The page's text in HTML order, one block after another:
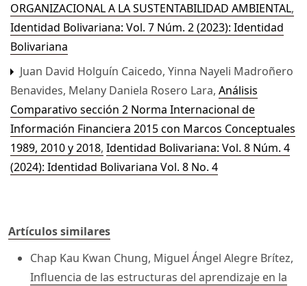
ORGANIZACIONAL A LA SUSTENTABILIDAD AMBIENTAL,
Identidad Bolivariana: Vol. 7 Núm. 2 (2023): Identidad
Bolivariana
Juan David Holguín Caicedo, Yinna Nayeli Madroñero
Benavides, Melany Daniela Rosero Lara, Análisis
Comparativo sección 2 Norma Internacional de
Información Financiera 2015 con Marcos Conceptuales
1989, 2010 y 2018, Identidad Bolivariana: Vol. 8 Núm. 4
(2024): Identidad Bolivariana Vol. 8 No. 4
Artículos similares
Chap Kau Kwan Chung, Miguel Ángel Alegre Brítez,
Influencia de las estructuras del aprendizaje en la